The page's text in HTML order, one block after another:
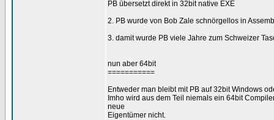
PB übersetzt direkt in 32bit native EXE
2. PB wurde von Bob Zale schnörgellos in
3. damit wurde PB viele Jahre zum Schweizer
nun aber 64bit
===========
Entweder man bleibt mit PB auf 32bit Windows
Imho wird aus dem Teil niemals ein 64bit
neue
Eigentümer nicht.